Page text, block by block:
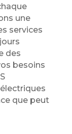
une
services
des
besoins
que peut